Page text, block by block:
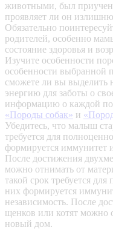
животными, был приучен
проявляет ли он
Обязательно
родителей, особенно
состояние здоровья и
Изучите особенности
особенности выбранной
сможете ли вы выделить
энергию для заботы о
информацию о каждой
«Породы собак» и
Убедитесь, что малыш
требуется для
формируется иммунитет
После достижения
можно отнимать от
такой срок требуется
них формируется
независимость. После
щенков или котят можно
новый дом.